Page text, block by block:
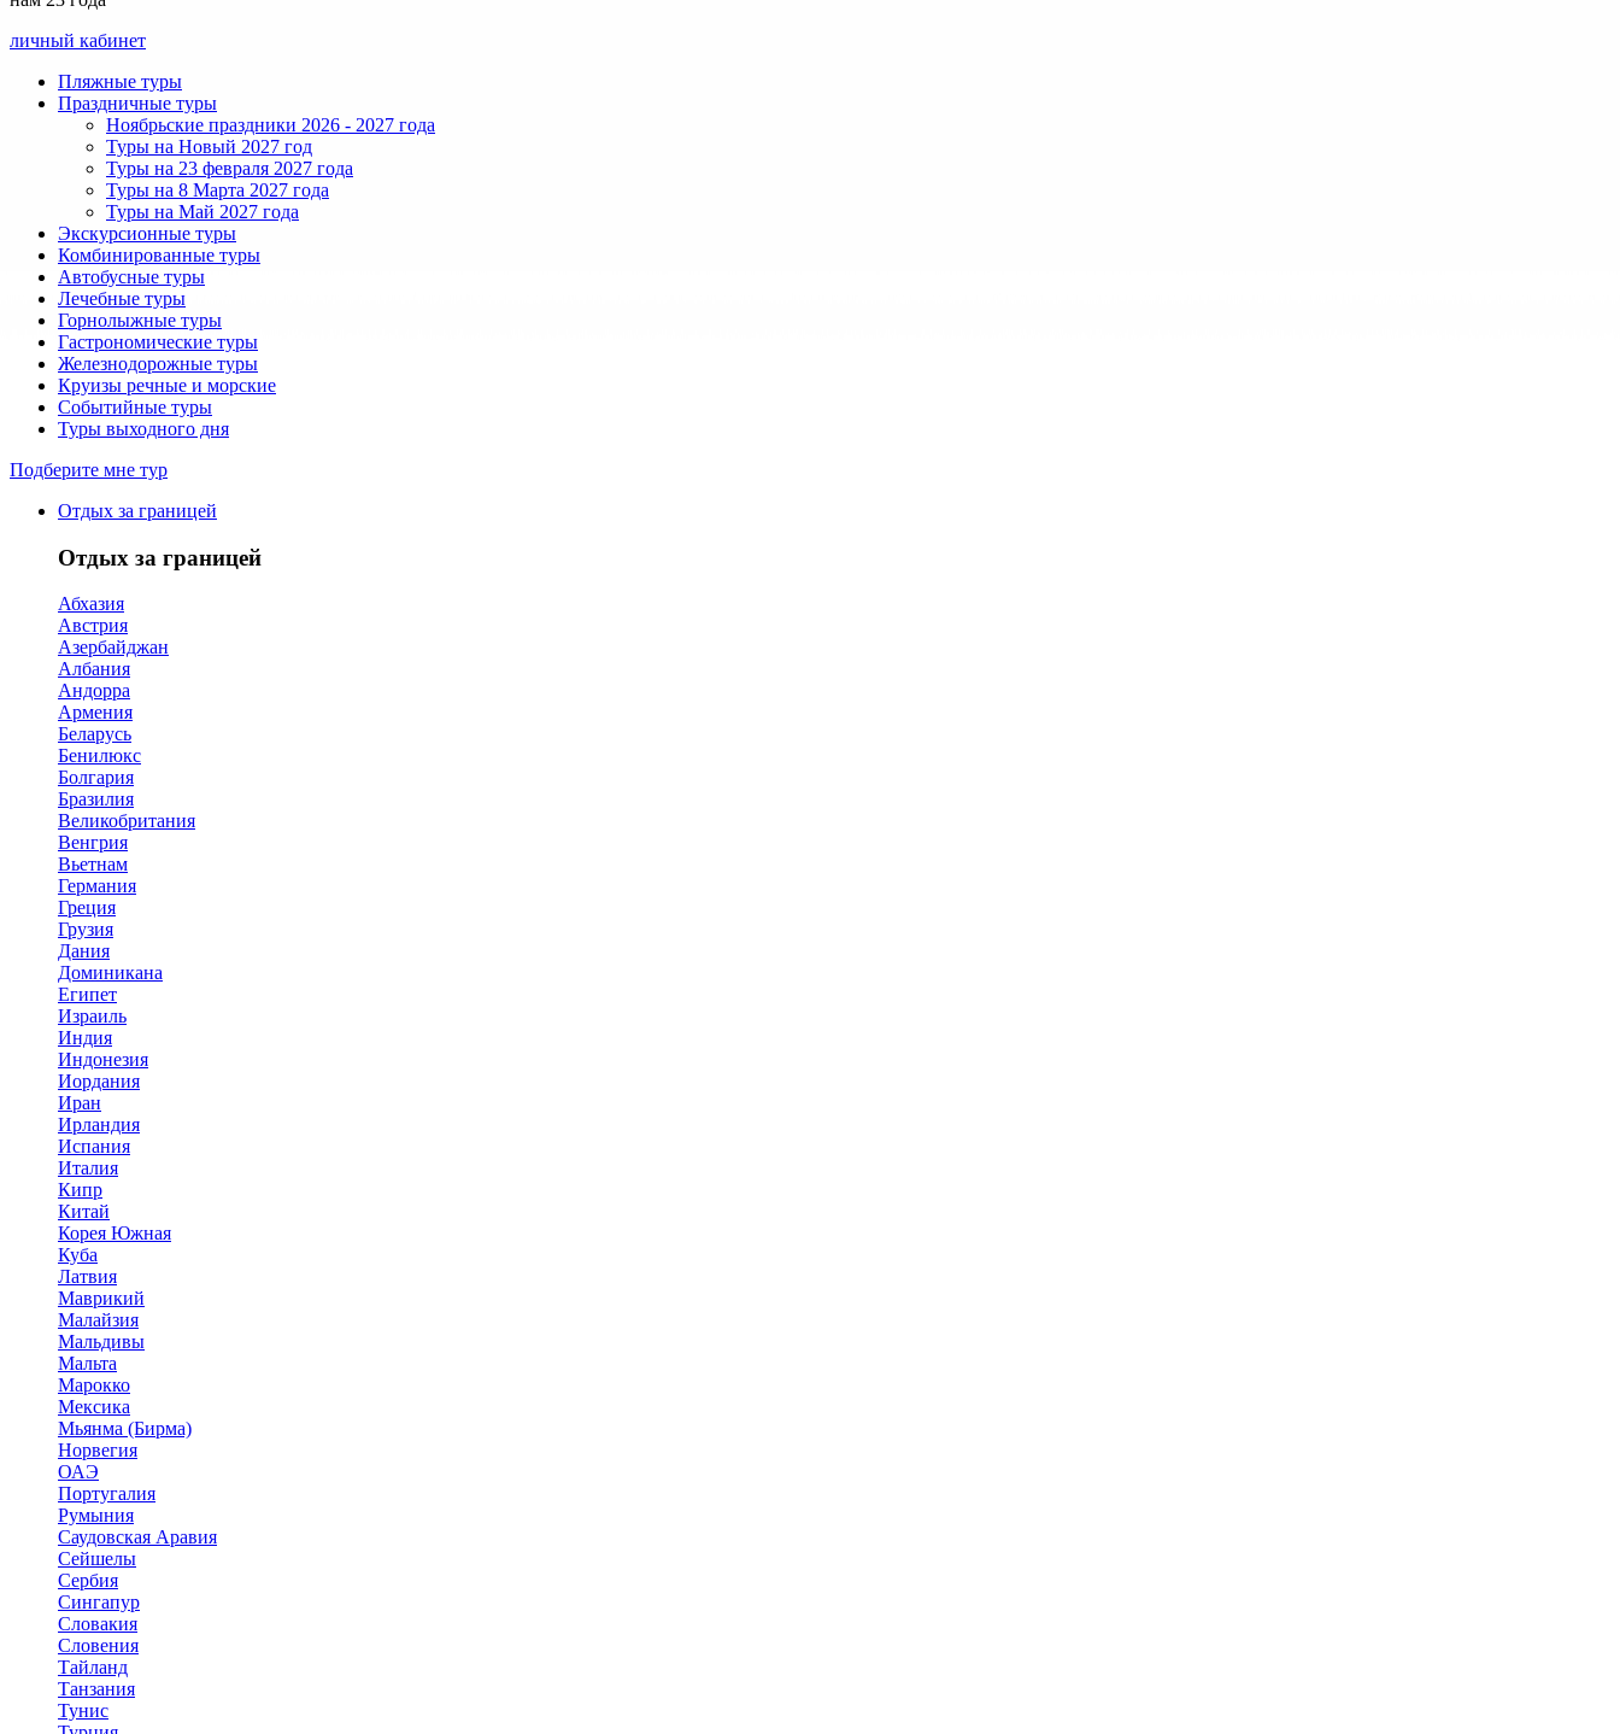
личный кабинет
Пляжные туры
Праздничные туры
Ноябрьские праздники 2026 - 2027 года
Туры на Новый 2027 год
Туры на 23 февраля 2027 года
Туры на 8 Марта 2027 года
Туры на Май 2027 года
Экскурсионные туры
Комбинированные туры
Автобусные туры
Лечебные туры
Горнолыжные туры
Гастрономические туры
Железнодорожные туры
Круизы речные и морские
Событийные туры
Туры выходного дня
Подберите мне тур
Отдых за границей
Отдых за границей
Абхазия
Австрия
Азербайджан
Албания
Андорра
Армения
Беларусь
Бенилюкс
Болгария
Бразилия
Великобритания
Венгрия
Вьетнам
Германия
Греция
Грузия
Дания
Доминикана
Египет
Израиль
Индия
Индонезия
Иордания
Иран
Ирландия
Испания
Италия
Кипр
Китай
Корея Южная
Куба
Латвия
Маврикий
Малайзия
Мальдивы
Мальта
Марокко
Мексика
Мьянма (Бирма)
Норвегия
ОАЭ
Португалия
Румыния
Саудовская Аравия
Сейшелы
Сербия
Сингапур
Словакия
Словения
Тайланд
Танзания
Тунис